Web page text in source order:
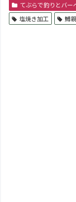
てぶらで釣りとバー
塩焼き加工
鱒